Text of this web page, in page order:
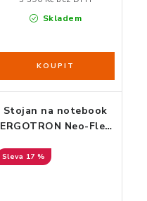
Skladem
Stojan na notebook
ERGOTRON Neo-Flex
17 %